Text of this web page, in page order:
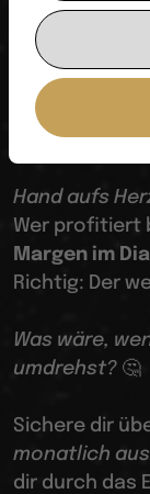
Dein
Hand aufs
Wer profitiert
Margen im
Richtig: Der
Was wäre,
umdrehst? 🤔
Sichere dir
monatlich
dir durch das